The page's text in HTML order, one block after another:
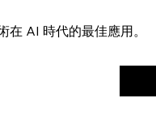
AI 時代的最佳應用。